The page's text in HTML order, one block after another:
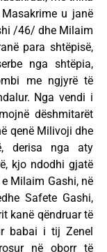
u janë
/46/ dhe Milaim
para shtëpisë,
nga shtëpia,
me ngjyrë të
Nga vendi i
dëshmitarët
qenë Milivoji dhe
derisa nga aty
kjo ndodhi gjatë
Milaim Gashi, në
Safete Gashi,
kanë qëndruar të
babai i tij Zenel
në oborr të